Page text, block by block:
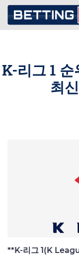
K-리그 1 순
최
**K-리그 1(K